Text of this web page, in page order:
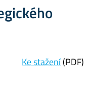
Ke stažení(PDF)